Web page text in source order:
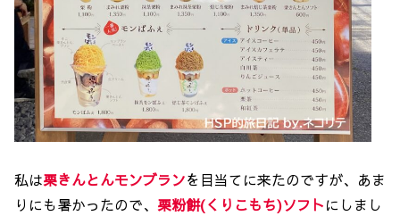
私は栗きんとんモンブランを目当てに来たのですが、あま
りにも暑かったので、 栗粉餅(くりこもち)ソフトにしまし